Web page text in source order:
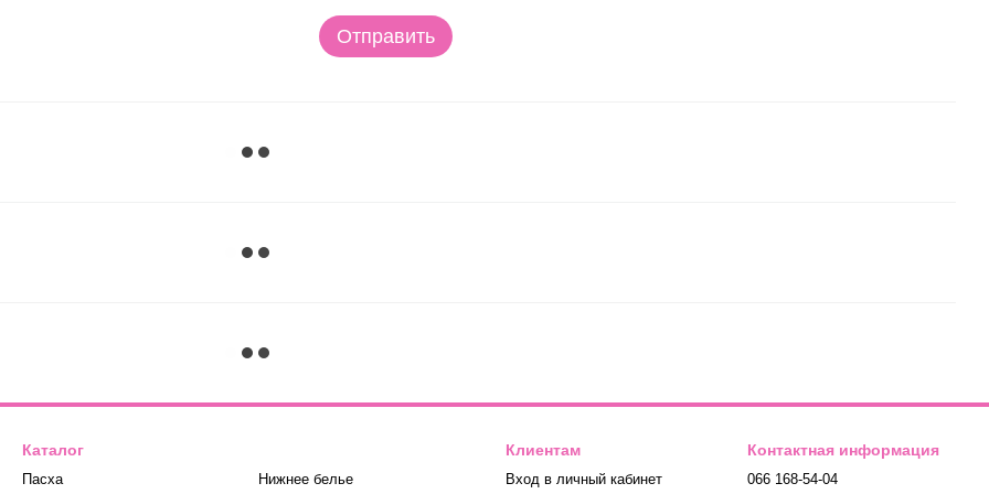
Отправить
Каталог
Пасха Нижнее белье
Клиентам
Вход в личный кабинет
Контактная информация
066 168-54-04